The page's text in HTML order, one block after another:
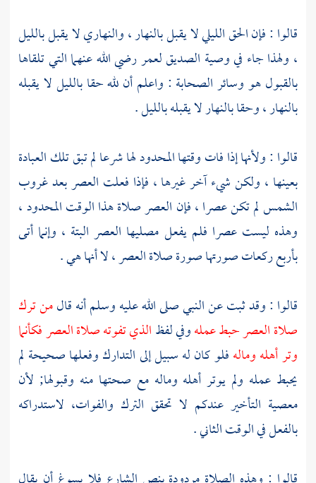
قالوا : فإن الحق الليلي لا يقبل بالنهار ، والنهاري لا يقبل بالليل
، ولهذا جاء في وصية الصديق لعمر رضي الله عنهما التي تلقاها
بالقبول هو وسائر الصحابة : واعلم أن لله حقا بالليل لا يقبله
بالنهار ، وحقا بالنهار لا يقبله بالليل .
قالوا : ولأنها إذا فات وقتها المحدود لها شرعا لم تبق تلك العبادة
بعينها ، ولكن شيء آخر غيرها ، فإذا فعلت العصر بعد غروب
الشمس لم تكن عصرا ، فإن العصر صلاة هذا الوقت المحدود ،
وهذه ليست عصرا فلم يفعل مصليها العصر البتة ، وإنما أتى
بأربع ركعات صورتها صورة صلاة العصر ، لا أنها هي .
قالوا : وقد ثبت عن النبي صلى الله عليه وسلم أنه قالمن ترك
صلاة العصر حبط عملهوفي لفظالذي تفوته صلاة العصر فكأنما
وتر أهله ومالهفلو كان له سبيل إلى التدارك وفعلها صحيحة لم
يحبط عمله ولم يوتر أهله وماله مع صحتها منه وقبولها; لأن
معصية التأخير عندكم لا تحقق الترك والفوات، لاستدراكه
بالفعل في الوقت الثاني .